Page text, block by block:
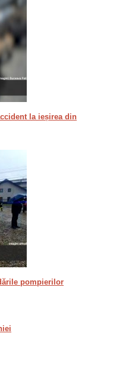
la ieșirea din
pompierilor